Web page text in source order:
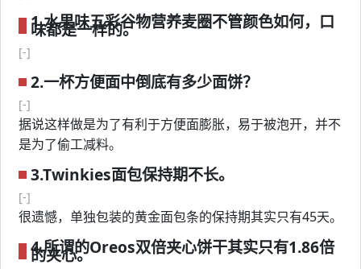
1.水果味五彩谷物营养麦圈不管颜色如何，口
味都是一样的。
[-]
2.一杯方便面中倒底有多少面饼？
[-]
据说这样做是为了有利于方便面膨胀，易于被泡开，并不
是为了偷工减料。
3.Twinkies面包保持期不长。
[-]
很遗憾，单独包装的黄金面包条的保持期其实只有45天。
4.所谓的Oreos双倍夹心饼干其实只有1.86倍
的夹心。